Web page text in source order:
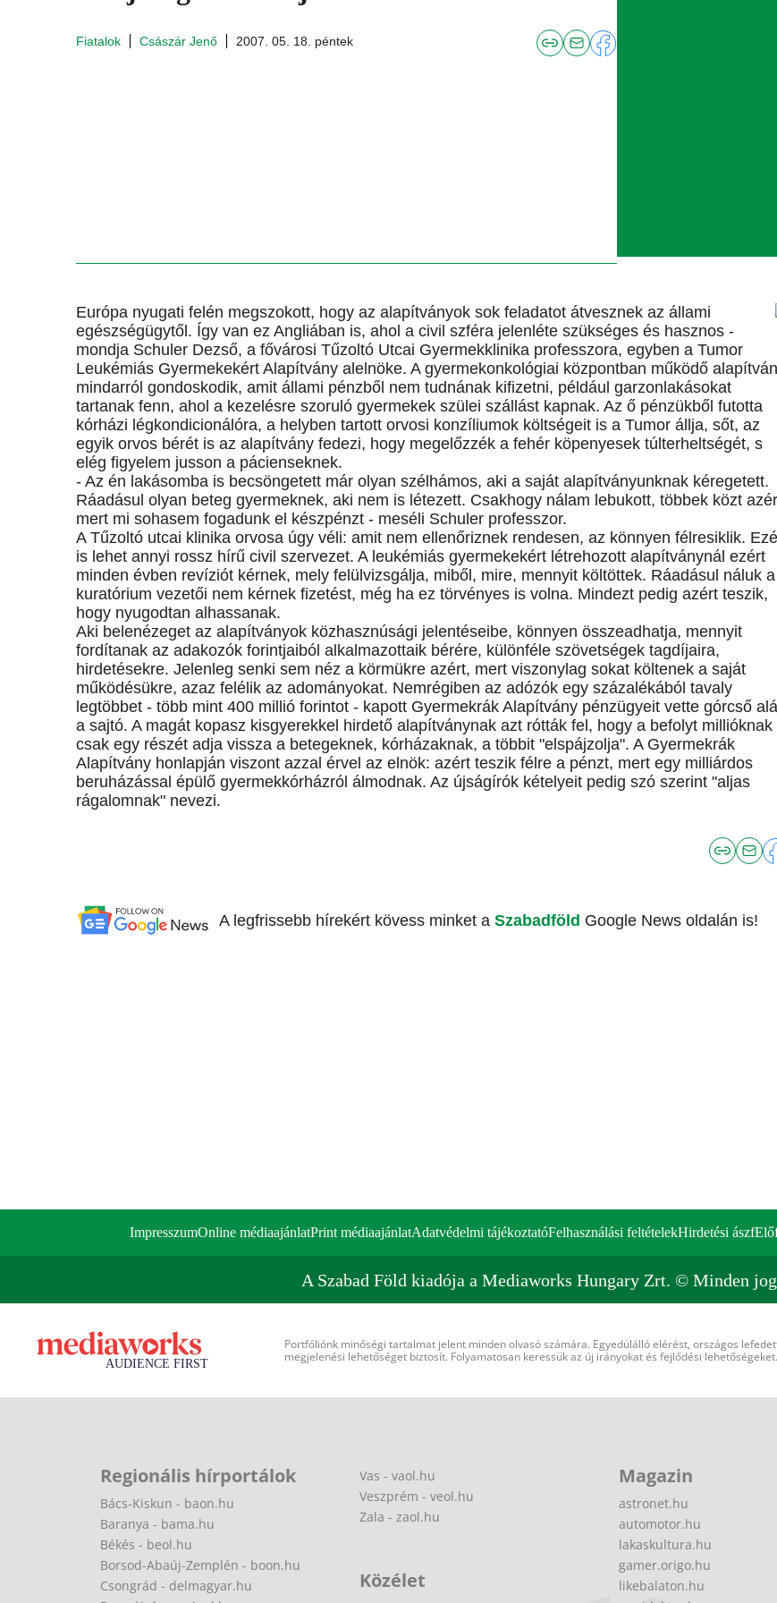
Fiatalok Császár Jenő 2007. 05. 18. péntek
Európa nyugati felén megszokott, hogy az alapítványok sok feladatot átvesznek az állami
egészségügytől. Így van ez Angliában is, ahol a civil szféra jelenléte szükséges és hasznos -
mondja Schuler Dezső, a fővárosi Tűzoltó Utcai Gyermekklinika professzora, egyben a Tumor
Leukémiás Gyermekekért Alapítvány alelnöke. A gyermekonkológiai központban működő
mindarról gondoskodik, amit állami pénzből nem tudnának kifizetni, például garzonlakásokat
tartanak fenn, ahol a kezelésre szoruló gyermekek szülei szállást kapnak. Az ő pénzükből futotta
kórházi légkondicionálóra, a helyben tartott orvosi konzíliumok költségeit is a Tumor állja, sőt, az
egyik orvos bérét is az alapítvány fedezi, hogy megelőzzék a fehér köpenyesek túlterheltségét, s
elég figyelem jusson a pácienseknek.
- Az én lakásomba is becsöngetett már olyan szélhámos, aki a saját alapítványunknak kéregetett.
Ráadásul olyan beteg gyermeknek, aki nem is létezett. Csakhogy nálam lebukott, többek közt
mert mi sohasem fogadunk el készpénzt - meséli Schuler professzor.
A Tűzoltó utcai klinika orvosa úgy véli: amit nem ellenőriznek rendesen, az könnyen félresiklik.
is lehet annyi rossz hírű civil szervezet. A leukémiás gyermekekért létrehozott alapítványnál ezért
minden évben revíziót kérnek, mely felülvizsgálja, miből, mire, mennyit költöttek. Ráadásul náluk a
kuratórium vezetői nem kérnek fizetést, még ha ez törvényes is volna. Mindezt pedig azért teszik,
hogy nyugodtan alhassanak.
Aki belenézeget az alapítványok közhasznúsági jelentéseibe, könnyen összeadhatja, mennyit
fordítanak az adakozók forintjaiból alkalmazottaik bérére, különféle szövetségek tagdíjaira,
hirdetésekre. Jelenleg senki sem néz a körmükre azért, mert viszonylag sokat költenek a saját
működésükre, azaz felélik az adományokat. Nemrégiben az adózók egy százalékából tavaly
legtöbbet - több mint 400 millió forintot - kapott Gyermekrák Alapítvány pénzügyeit vette górcső alá
a sajtó. A magát kopasz kisgyerekkel hirdető alapítványnak azt rótták fel, hogy a befolyt millióknak
csak egy részét adja vissza a betegeknek, kórházaknak, a többit "elspájzolja". A Gyermekrák
Alapítvány honlapján viszont azzal érvel az elnök: azért teszik félre a pénzt, mert egy milliárdos
beruházással épülő gyermekkórházról álmodnak. Az újságírók kételyeit pedig szó szerint "aljas
rágalomnak" nevezi.
A legfrissebb hírekért kövess minket a Szabadföld Google News oldalán is!
ImpresszumOnline médiaajánlatPrint médiaajánlatAdatvédelmi tájékoztatóFelhasználási feltételekHirdetési ászf
A Szabad Föld kiadója a Mediaworks Hungary Zrt. © Minden
Portfóliónk minőségi tartalmat jelent minden olvasó számára. Egyedülálló elérést, országos
megjelenési lehetőséget biztosít. Folyamatosan keressük az új irányokat és fejlődési
Regionális hírportálok
Bács-Kiskun - baon.hu
Baranya - bama.hu
Békés - beol.hu
Borsod-Abaúj-Zemplén - boon.hu
Csongrád - delmagyar.hu
Vas - vaol.hu
Veszprém - veol.hu
Zala - zaol.hu
Közélet
Magazin
astronet.hu
automotor.hu
lakaskultura.hu
gamer.origo.hu
likebalaton.hu